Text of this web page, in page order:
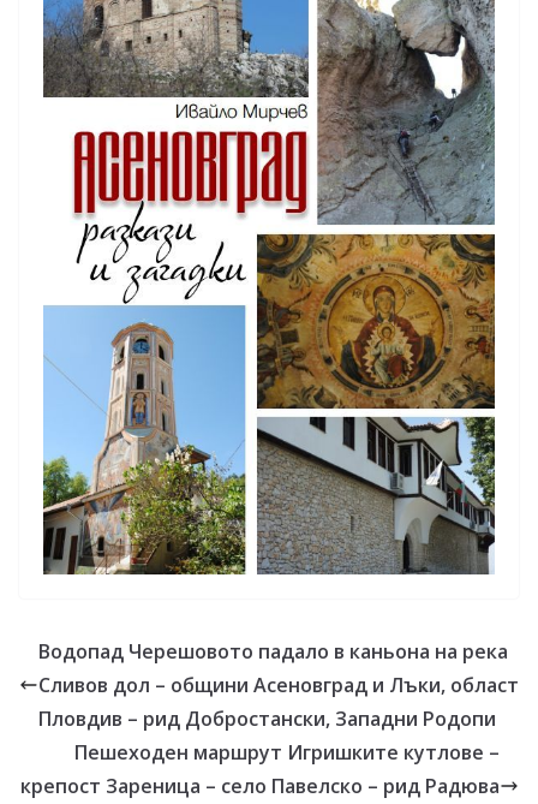
Водопад Черешовото падало в каньона на река
Сливов дол – общини Асеновград и Лъки, област
Пловдив – рид Добростански, Западни Родопи
Пешеходен маршрут Игришките кутлове –
крепост Зареница – село Павелско – рид Радюва